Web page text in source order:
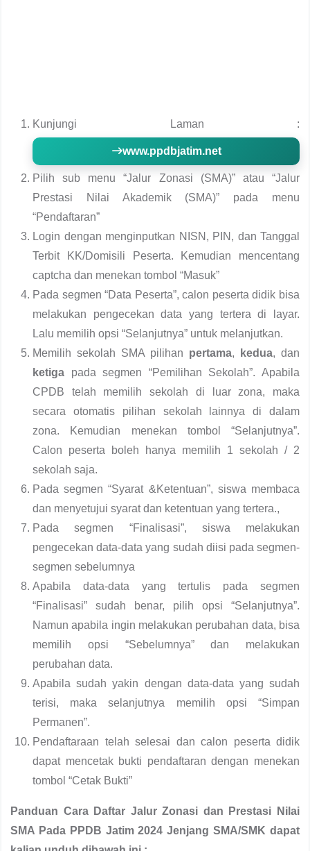
Kunjungi Laman :
www.ppdbjatim.net
Pilih sub menu “Jalur Zonasi (SMA)” atau “Jalur
Prestasi Nilai Akademik (SMA)” pada menu
“Pendaftaran”
Login dengan menginputkan NISN, PIN, dan Tanggal
Terbit KK/Domisili Peserta. Kemudian mencentang
captcha dan menekan tombol “Masuk”
Pada segmen “Data Peserta”, calon peserta didik bisa
melakukan pengecekan data yang tertera di layar.
Lalu memilih opsi “Selanjutnya” untuk melanjutkan.
Memilih sekolah SMA pilihan pertama, kedua, dan
ketiga pada segmen “Pemilihan Sekolah”. Apabila
CPDB telah memilih sekolah di luar zona, maka
secara otomatis pilihan sekolah lainnya di dalam
zona. Kemudian menekan tombol “Selanjutnya”.
Calon peserta boleh hanya memilih 1 sekolah / 2
sekolah saja.
Pada segmen “Syarat &Ketentuan”, siswa membaca
dan menyetujui syarat dan ketentuan yang tertera.,
Pada segmen “Finalisasi”, siswa melakukan
pengecekan data-data yang sudah diisi pada segmen-
segmen sebelumnya
Apabila data-data yang tertulis pada segmen
“Finalisasi” sudah benar, pilih opsi “Selanjutnya”.
Namun apabila ingin melakukan perubahan data, bisa
memilih opsi “Sebelumnya” dan melakukan
perubahan data.
Apabila sudah yakin dengan data-data yang sudah
terisi, maka selanjutnya memilih opsi “Simpan
Permanen”.
Pendaftaraan telah selesai dan calon peserta didik
dapat mencetak bukti pendaftaran dengan menekan
tombol “Cetak Bukti”
Panduan Cara Daftar Jalur Zonasi dan Prestasi Nilai
SMA Pada PPDB Jatim 2024 Jenjang SMA/SMK dapat